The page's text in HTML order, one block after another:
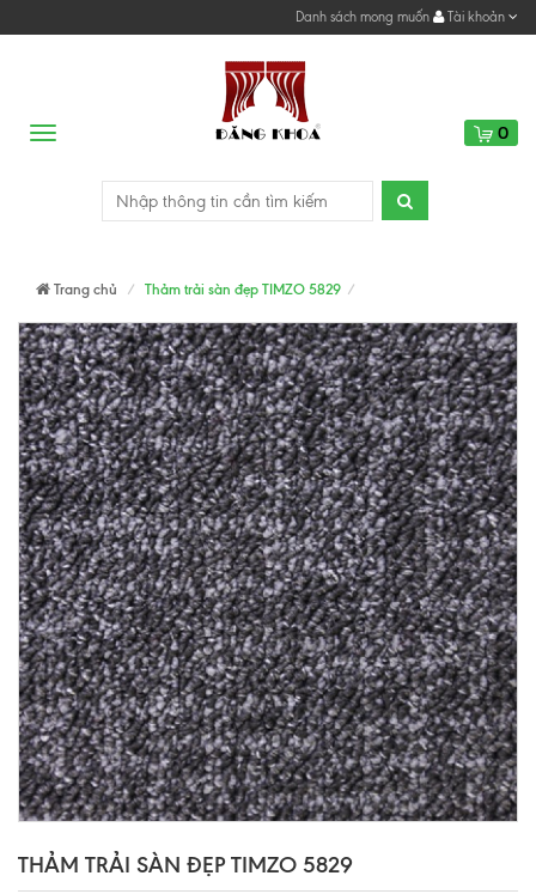
Danh sách mong muốn Tài khoản
Menu 0
Trang chủ Thảm trải sàn đẹp TIMZO 5829
THẢM TRẢI SÀN ĐẸP TIMZO 5829